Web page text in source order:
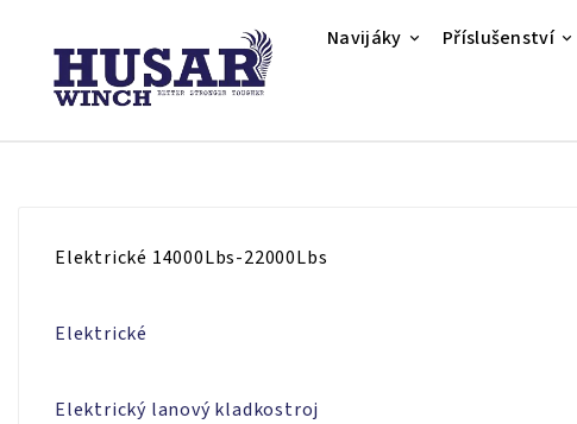
Navijáky Příslušenství
Elektrické 14000Lbs-22000Lbs
Elektrické
Elektrický lanový kladkostroj